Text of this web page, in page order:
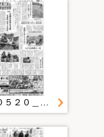
２０１１＿０５２０＿１８＿根を張れ世代間交流 花巻市シニア大学農場開き 被災避難者２３人も参加